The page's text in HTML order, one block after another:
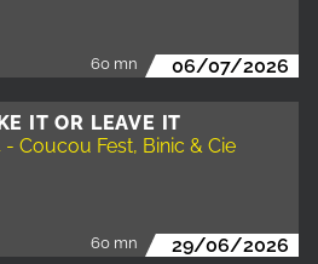
60 mn 06/07/2026
IT OR LEAVE IT
- Coucou Fest, Binic & Cie
60 mn 29/06/2026